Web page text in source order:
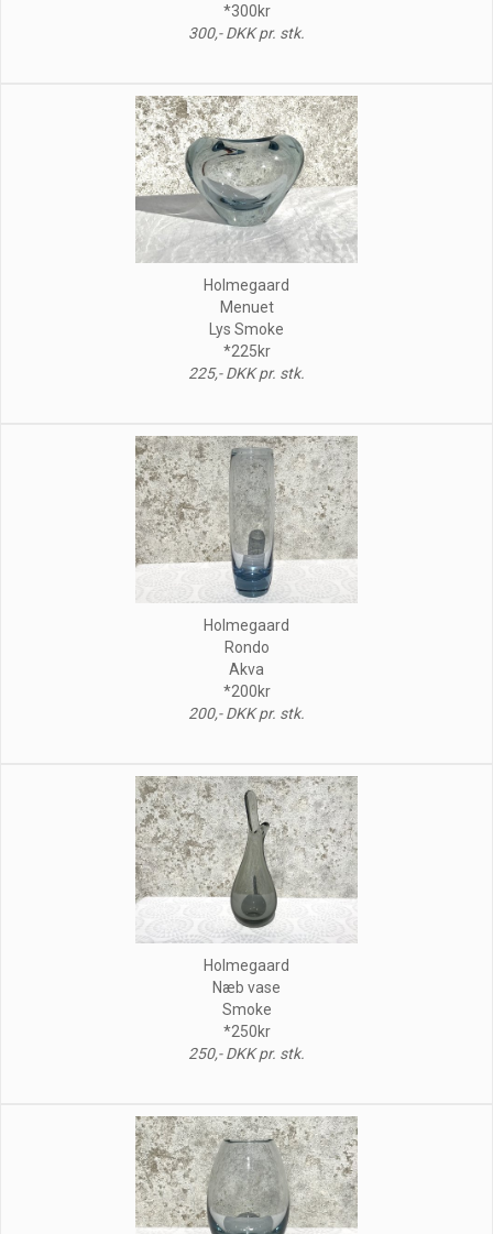
*300kr
300,- DKK pr. stk.
Holmegaard
Menuet
Lys Smoke
*225kr
225,- DKK pr. stk.
Holmegaard
Rondo
Akva
*200kr
200,- DKK pr. stk.
Holmegaard
Næb vase
Smoke
*250kr
250,- DKK pr. stk.